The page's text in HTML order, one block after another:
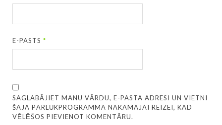
E-PASTS*
SAGLABĀJIET MANU VĀRDU, E-PASTA ADRESI UN VIETNI
ŠAJĀ PĀRLŪKPROGRAMMĀ NĀKAMAJAI REIZEI, KAD
VĒLĒŠOS PIEVIENOT KOMENTĀRU.